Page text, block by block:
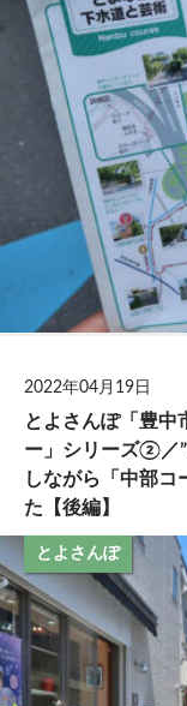
2022年04月19日
とよさんぽ「豊中
ー」シリーズ②／
しながら「中部コ
た【後編】
とよさんぽ